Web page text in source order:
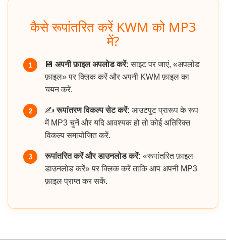
कैसे रूपांतरित करें KWM को MP3
में?
1 💾 अपनी फ़ाइल अपलोड करें: साइट पर जाएं, «अपलोड
फ़ाइल» पर क्लिक करें और अपनी KWM फ़ाइल का
चयन करें.
2 ✍️रूपांतरण विकल्प सेट करें: आउटपुट प्रारूप के रूप
में MP3 चुनें और यदि आवश्यक हो तो कोई अतिरिक्त
विकल्प समायोजित करें.
3 रूपांतरित करें और डाउनलोड करें: «रूपांतरित फ़ाइल
डाउनलोड करें» पर क्लिक करें ताकि आप अपनी MP3
फ़ाइल प्राप्त कर सकें.